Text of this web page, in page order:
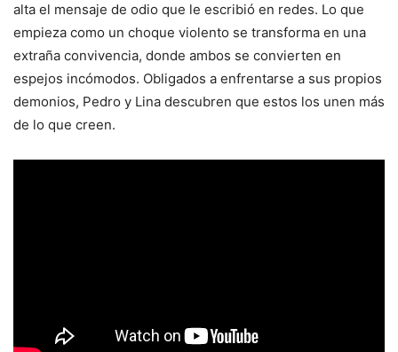
alta el mensaje de odio que le escribió en redes. Lo que
empieza como un choque violento se transforma en una
extraña convivencia, donde ambos se convierten en
espejos incómodos. Obligados a enfrentarse a sus propios
demonios, Pedro y Lina descubren que estos los unen más
de lo que creen.